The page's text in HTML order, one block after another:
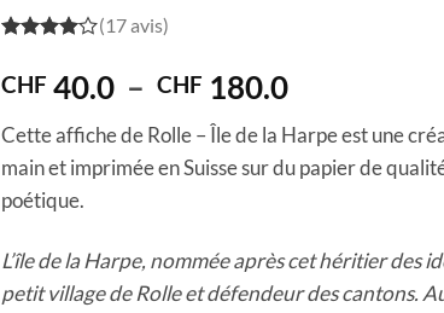
5
(17 avis)
CHF 40.0 – CHF 180.0Plage
prix :
CHF 40.0
Cette affiche de Rolle – Île de la Harpe est une
main et imprimée en Suisse sur du papier de
poétique.
L’île de la Harpe, nommée après cet héritier des
petit village de Rolle et défendeur des cantons.